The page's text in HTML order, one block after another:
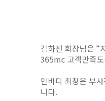
김하진 회장님은 “
365mc 고객만족
인바디 최창은 부
니다.